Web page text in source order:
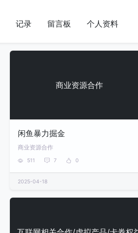
记录 留言板 个人资料
商业资源合作
闲鱼暴力掘金
商业资源合作
511 7 0
2025-04-18